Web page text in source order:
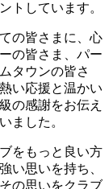
トしています。
の皆さまに、心
の皆さま、パー
タウンの皆さ
い応援と温かい
の感謝をお伝え
ました。
をもっと良い方
い思いを持ち、
の思いをクラブ